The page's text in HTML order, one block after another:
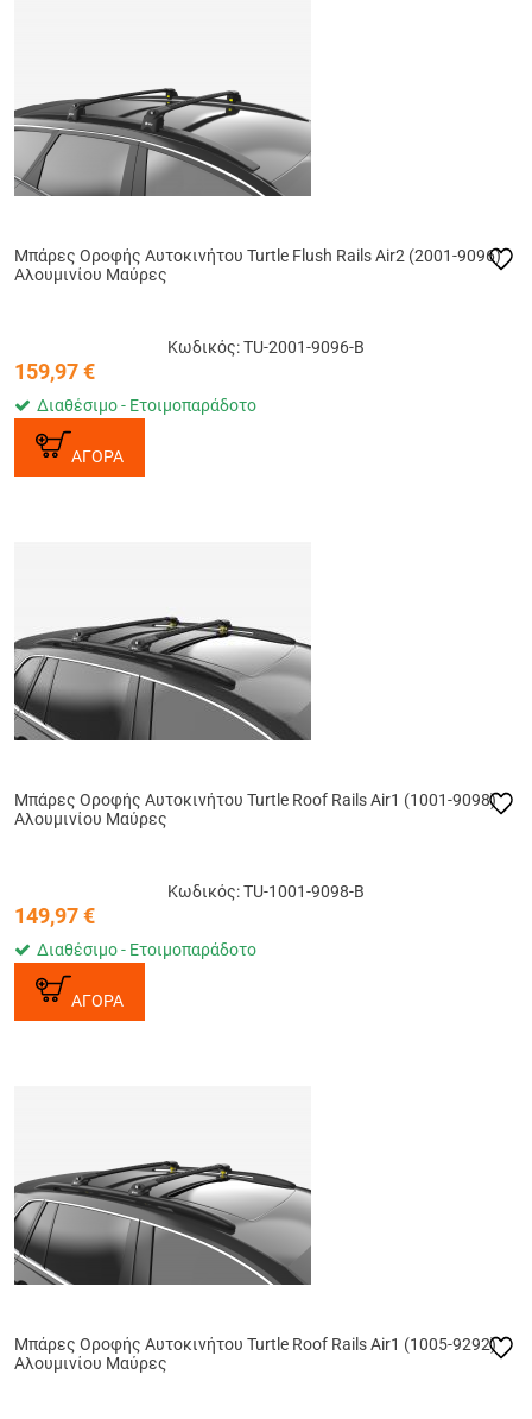
Μπάρες Οροφής Αυτοκινήτου Turtle Flush Rails Air2 (2001-9096)
Αλουμινίου Μαύρες
Κωδικός: TU-2001-9096-B
159,97€
Διαθέσιμο - Ετοιμοπαράδοτο
ΑΓΟΡΑ
Μπάρες Οροφής Αυτοκινήτου Turtle Roof Rails Air1 (1001-9098)
Αλουμινίου Μαύρες
Κωδικός: TU-1001-9098-B
149,97€
Διαθέσιμο - Ετοιμοπαράδοτο
ΑΓΟΡΑ
Μπάρες Οροφής Αυτοκινήτου Turtle Roof Rails Air1 (1005-9292)
Αλουμινίου Μαύρες